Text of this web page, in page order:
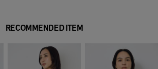
RECOMMENDED ITEM